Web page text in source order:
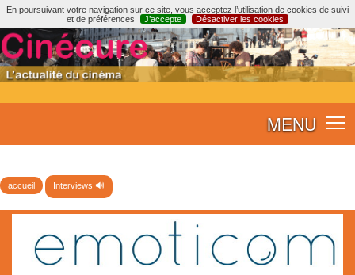
En poursuivant votre navigation sur ce site, vous acceptez l’utilisation de cookies de suivi
et de préférences
J’accepte Désactiver les cookies
MENU
accueil Interviews 🔊